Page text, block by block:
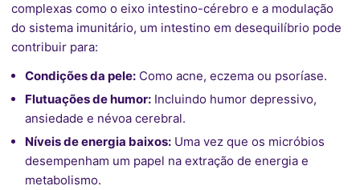
complexas como o eixo intestino-cérebro e a modulação
do sistema imunitário, um intestino em desequilíbrio pode
contribuir para:
Condições da pele:Como acne, eczema ou psoríase.
Flutuações de humor:Incluindo humor depressivo,
ansiedade e névoa cerebral.
Níveis de energia baixos:Uma vez que os micróbios
desempenham um papel na extração de energia e
metabolismo.